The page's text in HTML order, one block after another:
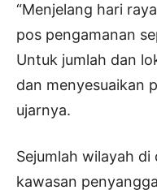
“Menjelang hari
pos pengamanan
Untuk jumlah dan
dan menyesuaikan
ujarnya.
Sejumlah wilayah
kawasan